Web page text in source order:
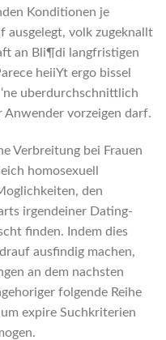
Konditionen je
ausgelegt, volk zugeknallt
an Bli¶di langfristigen
heiiYt ergo bissel
uberdurchschnittlich
Anwender vorzeigen darf.
Verbreitung bei Frauen
homosexuell
den
irgendeiner Dating-
finden. Indem dies
ausfindig machen,
an dem nachsten
folgende Reihe
expire Suchkriterien